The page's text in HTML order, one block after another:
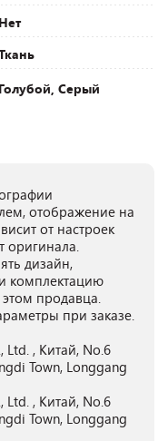
Нет
Голубой, Серый
отображение на
от настроек
оригинала.
дизайн,
комплектацию
продавца.
при заказе.
Ltd. , Китай, No.6
Town, Longgang
Ltd. , Китай, No.6
Town, Longgang